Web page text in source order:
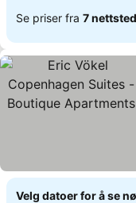
Se priser fra 7
Velg datoer for å se